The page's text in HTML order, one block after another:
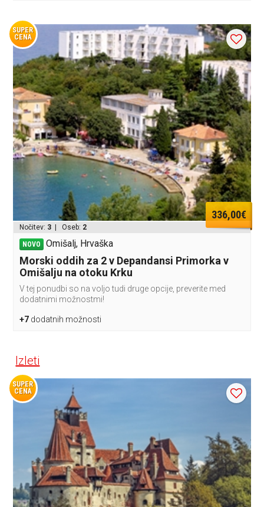
SUPER
CENA
336,00€
Nočitev: 3 | Oseb: 2
NOVO Omišalj, Hrvaška
Morski oddih za 2 v Depandansi Primorka v
Omišalju na otoku Krku
V tej ponudbi so na voljo tudi druge opcije, preverite med
dodatnimi možnostmi!
+7 dodatnih možnosti
Izleti
SUPER
CENA